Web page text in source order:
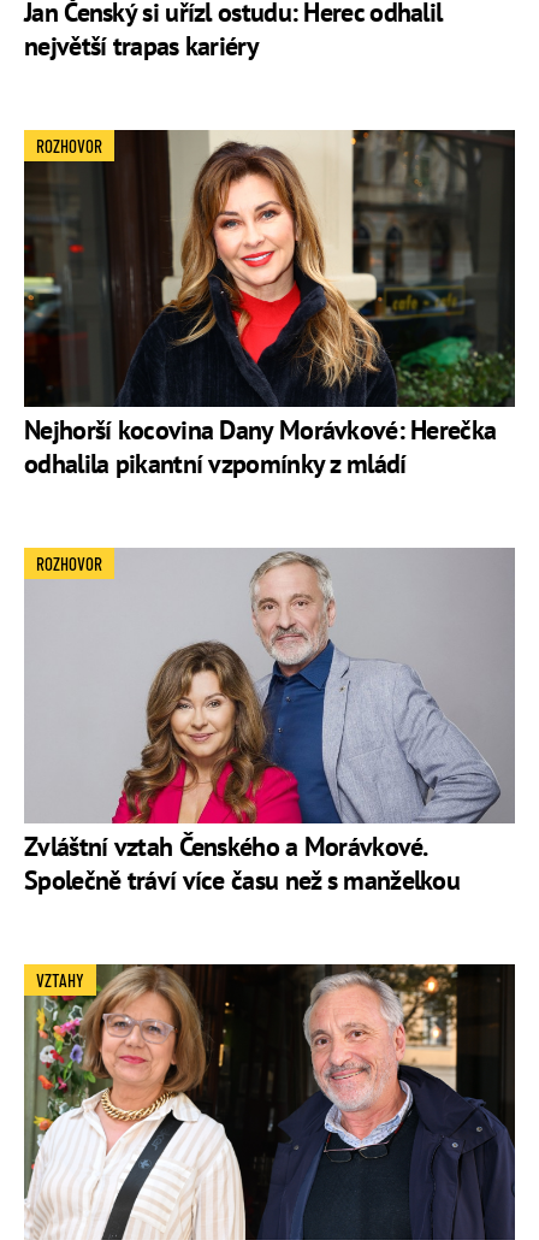
Jan Čenský si uřízl ostudu: Herec odhalil
největší trapas kariéry
Nejhorší kocovina Dany Morávkové: Herečka
odhalila pikantní vzpomínky z mládí
ROZHOVOR
Zvláštní vztah Čenského a Morávkové.
Společně tráví více času než s manželkou
ROZHOVOR
VZTAHY